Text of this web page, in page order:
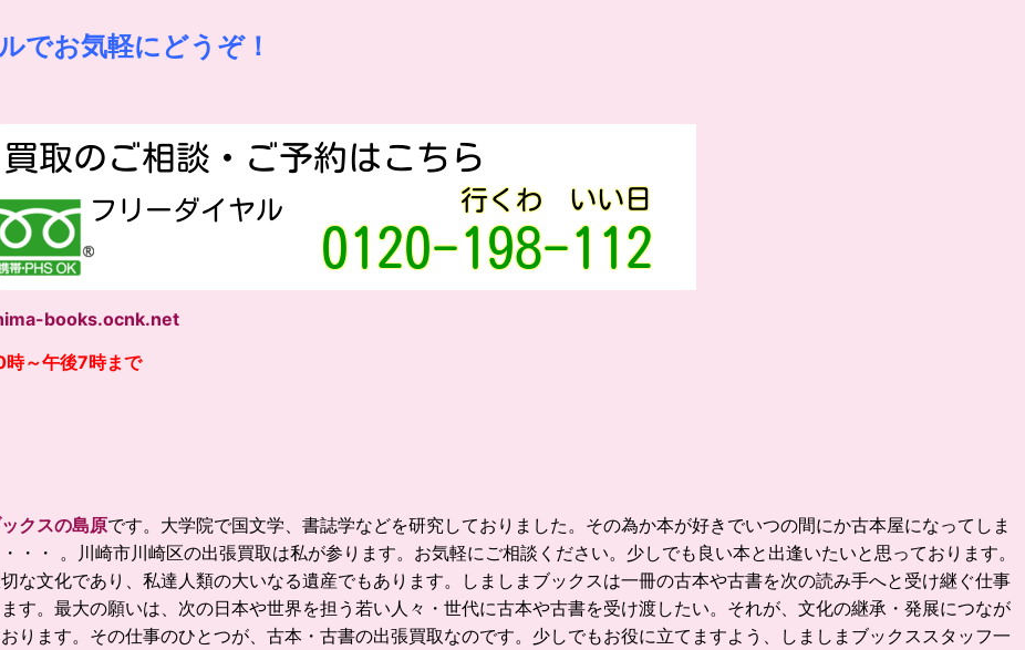
でお気軽にどうぞ！
books.ocnk.net
時～午後7時まで
クスの島原です。 大学院で国文学、書誌学などを研究しておりました。 その為か本が好きでいつの間にか古本屋になってしま
・・ 。
川崎市川崎区の出張買取は私が参ります。お気軽にご相談ください。 少しでも良い本と出逢いたいと思っております。
な文化であり、私達人類の大いなる遺産でもあります。
しましまブックスは一冊の古本や古書を次の読み手へと受け継ぐ仕事
す。 最大の願いは、次の日本や世界を担う若い人々・世代に古本や古書を受け渡したい。 それが、文化の継承・発展につなが
ります。 その仕事のひとつが、古本・古書の出張買取なのです。 少しでもお役に立てますよう、しましまブックススタッフ一